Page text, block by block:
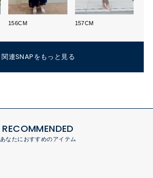
156CM 157CM
関連SNAPをもっと見る
RECOMMENDED
あなたにおすすめのアイテム